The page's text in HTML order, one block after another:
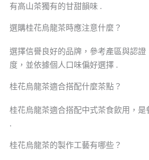
有高山茶獨有的甘甜韻味 .
選購桂花烏龍茶時應注意什麼？
選擇信譽良好的品牌，參考產區與認
度，並依據個人口味偏好選擇 .
桂花烏龍茶適合搭配什麼茶點？
桂花烏龍茶適合搭配中式茶食飲用，
.
桂花烏龍茶的製作工藝有哪些？